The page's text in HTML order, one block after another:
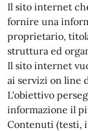
Il sito internet
fornire una
proprietario,
struttura ed
Il sito internet
ai servizi on line
L'obiettivo
informazione il
Contenuti (testi,